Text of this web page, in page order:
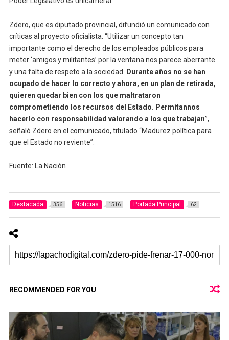
Zdero, que es diputado provincial, difundió un comunicado con
críticas al proyecto oficialista. “Utilizar un concepto tan
importante como el derecho de los empleados públicos para
meter ‘amigos y militantes’ por la ventana nos parece aberrante
y una falta de respeto a la sociedad. Durante años no se han
ocupado de hacer lo correcto y ahora, en un plan de retirada,
quieren quedar bien con los que maltrataron
comprometiendo los recursos del Estado. Permítannos
hacerlo con responsabilidad valorando a los que trabajan”,
señaló Zdero en el comunicado, titulado “Madurez política para
que el Estado no reviente”.
Fuente: La Nación
Destacada 356 Noticias 1516 Portada Principal 62
RECOMMENDED FOR YOU